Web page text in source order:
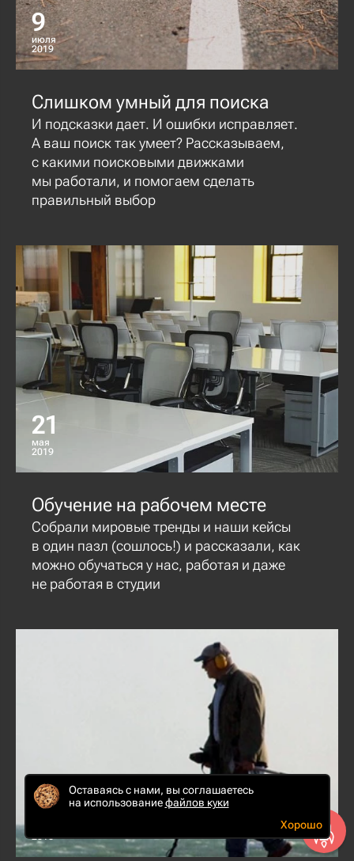
9
июля
2019
Слишком умный для поиска
И подсказки дает. И ошибки исправляет.
А ваш поиск так умеет? Рассказываем,
с какими поисковыми движками
мы работали, и помогаем сделать
правильный выбор
21
мая
2019
Обучение на рабочем месте
Собрали мировые тренды и наши кейсы
в один пазл (сошлось!) и рассказали, как
можно обучаться у нас, работая и даже
не работая в студии
6
2016
Оставаясь с нами, вы соглашаетесь
на использованиефайлов куки
Хорошо